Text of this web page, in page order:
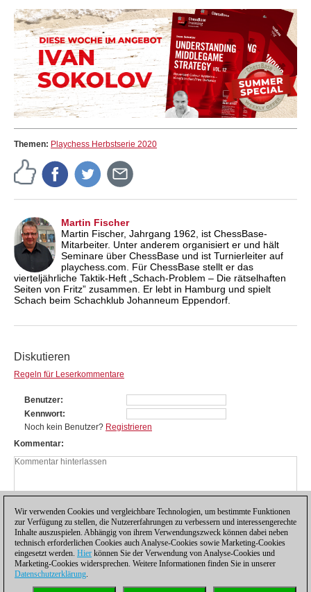
Themen: Playchess Herbstserie 2020
Martin Fischer
Martin Fischer, Jahrgang 1962, ist ChessBase-
Mitarbeiter. Unter anderem organisiert er und hält
Seminare über ChessBase und ist Turnierleiter auf
playchess.com. Für ChessBase stellt er das
vierteljährliche Taktik-Heft „Schach-Problem – Die rätselhaften
Seiten von Fritz” zusammen. Er lebt in Hamburg und spielt
Schach beim Schachklub Johanneum Eppendorf.
Diskutieren
Regeln für Leserkommentare
Benutzer
Kennwort
Noch kein Benutzer? Registrieren
Kommentar
Wir verwenden Cookies und vergleichbare Technologien, um bestimmte Funktionen
zur Verfügung zu stellen, die Nutzererfahrungen zu verbessern und interessengerechte
Inhalte auszuspielen. Abhängig von ihrem Verwendungszweck können dabei neben
technisch erforderlichen Cookies auch Analyse-Cookies sowie Marketing-Cookies
eingesetzt werden. Hier können Sie der Verwendung von Analyse-Cookies und
Marketing-Cookies widersprechen. Weitere Informationen finden Sie in unserer
Datenschutzerklärung.